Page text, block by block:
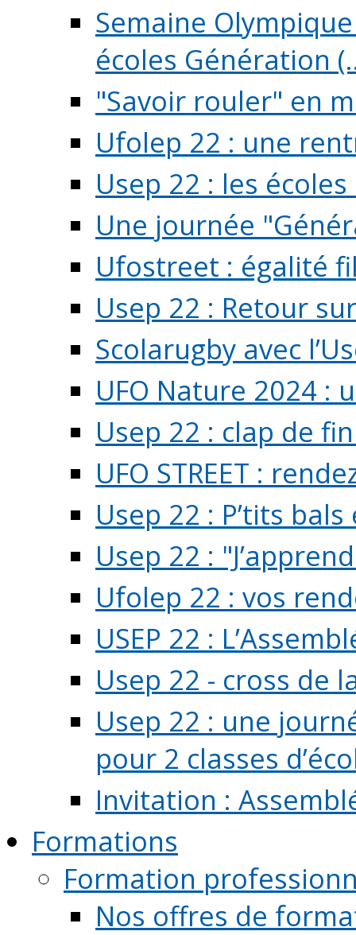
Semaine
écoles Génération
"Savoir rouler" en
Ufolep 22 : une
Usep 22 : les
Une journée
Ufostreet : égalité
Usep 22 : Retour
Scolarugby avec
UFO Nature 2024 :
Usep 22 : clap de
UFO STREET :
Usep 22 : P’tits
Usep 22 :
Ufolep 22 : vos
USEP 22 :
Usep 22 - cross de
Usep 22 : une
pour 2 classes
Invitation :
Formations
Formation
Nos offres de